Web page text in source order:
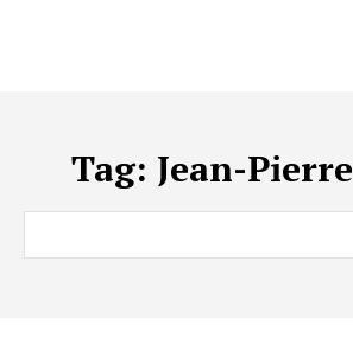
Tag: Jean-